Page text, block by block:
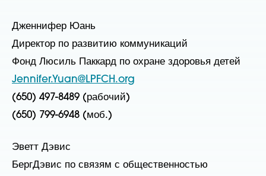
Дженнифер Юань
Директор по развитию коммуникаций
Фонд Люсиль Паккард по охране здоровья детей
Jennifer.Yuan@LPFCH.org
(650) 497-8489 (рабочий)
(650) 799-6948 (моб.)
Эветт Дэвис
БергДэвис по связям с общественностью